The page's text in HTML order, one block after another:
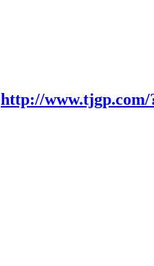
http://www.tjgp.com/